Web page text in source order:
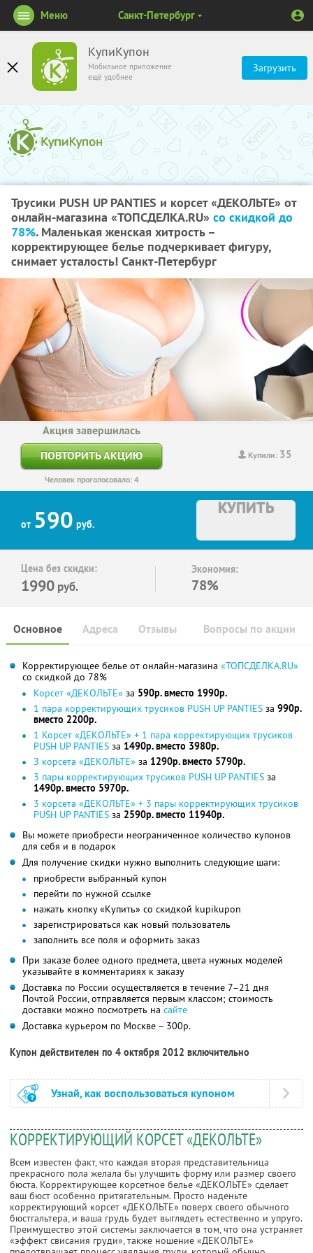
КупиКупон
Мобильное приложение
ещё удобнее
Загрузить
Меню Санкт-Петербург
Трусики PUSH UP PANTIES и корсет «ДЕКОЛЬТЕ» от
онлайн-магазина «ТОПСДЕЛКА.RU» со скидкой до
78%. Маленькая женская хитрость –
корректирующее белье подчеркивает фигуру,
снимает усталость! Санкт-Петербург
Купили: 35
Акция завершилась
ПОВТОРИТЬ АКЦИЮ
Человек проголосовало: 4
от 590 руб.
КУПИТЬ
Цена без скидки:
1990 руб.
Экономия:
78%
Основное Отзывы Вопросы по акции
Адреса
Корректирующее белье от онлайн-магазина «ТОПСДЕЛКА.RU»
со скидкой до 78%
Корсет «ДЕКОЛЬТЕ» за 590р. вместо 1990р.
1 пара корректирующих трусиков PUSH UP PANTIES за 990р.
вместо 2200р.
1 Корсет «ДЕКОЛЬТЕ» + 1 пара корректирующих трусиков
PUSH UP PANTIES за 1490р. вместо 3980р.
З корсета «ДЕКОЛЬТЕ» за 1290р. вместо 5790р.
3 пары корректирующих трусиков PUSH UP PANTIES за
1490р. вместо 5970р.
3 корсета «ДЕКОЛЬТЕ» + 3 пары корректирующих трусиков
PUSH UP PANTIES за 2590р. вместо 11940р.
Вы можете приобрести неограниченное количество купонов
для себя и в подарок
Для получение скидки нужно выполнить следующие шаги:
приобрести выбранный купон
перейти по нужной ссылке
нажать кнопку «Купить» со скидкой kupikupon
зарегистрироваться как новый пользователь
заполнить все поля и оформить заказ
При заказе более одного предмета, цвета нужных моделей
указывайте в комментариях к заказу
Доставка по России осуществляется в течение 7–21 дня
Почтой России, отправляется первым классом; стоимость
доставки можно посмотреть на сайте
Доставка курьером по Москве – 300р.
Купон действителен по 4 октября 2012 включительно
Узнай, как воспользоваться купоном
КОРРЕКТИРУЮЩИЙ КОРСЕТ «ДЕКОЛЬТЕ»
Всем известен факт, что каждая вторая представительница
прекрасного пола желала бы улучшить форму или размер своего
бюста. Корректирующее корсетное белье «ДЕКОЛЬТЕ» сделает
ваш бюст особенно притягательным. Просто наденьте
корректирующий корсет «ДЕКОЛЬТЕ» поверх своего обычного
бюстгальтера, и ваша грудь будет выглядеть естественно и упруго.
Преимущество этой системы заключается в том, что она устраняет
«эффект свисания груди», также ношение «ДЕКОЛЬТЕ»